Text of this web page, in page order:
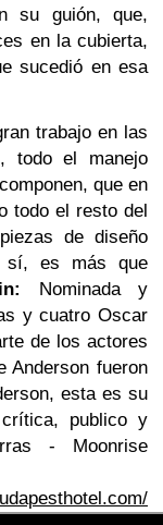
su guión, que,
en la cubierta,
sucedió en esa
trabajo en las
todo el manejo
que en
todo el resto del
de diseño
sí, es más que
Nominada y
y cuatro Oscar
de los actores
Anderson fueron
esta es su
publico y
- Moonrise